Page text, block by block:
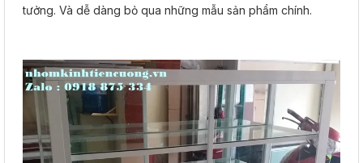
tưởng. Và dễ dàng bỏ qua những mẫu sản phẩm chính.